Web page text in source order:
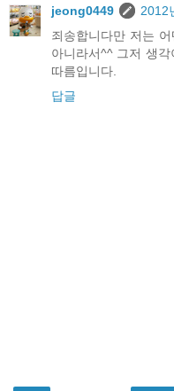
jeong0449
2012
죄송합니다만 저는
아니라서^^ 그저 생
따름입니다.
답글